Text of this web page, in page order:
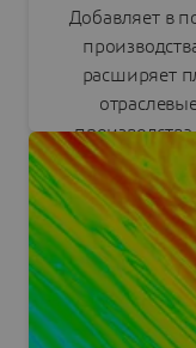
Добавляет в
расширяет